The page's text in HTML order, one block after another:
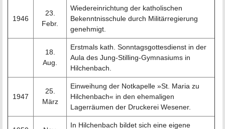
1946
23.
Febr.
Wiedereinrichtung der katholischen
Bekenntnisschule durch Militärregierung
genehmigt.
18.
Aug.
Erstmals kath. Sonntagsgottesdienst in der
Aula des Jung-Stilling-Gymnasiums in
Hilchenbach.
1947
25.
März
Einweihung der Notkapelle »St. Maria zu
Hilchenbach« in den ehemaligen
Lagerräumen der Druckerei Wesener.
In Hilchenbach bildet sich eine eigene